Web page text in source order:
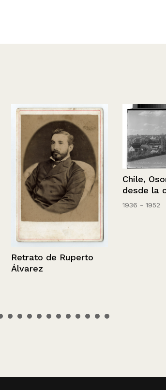
Retrato de Ruperto
Álvarez
Chile,
desde la
1936 - 1952